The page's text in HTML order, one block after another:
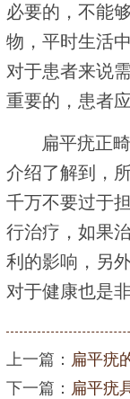
必要的，不能
物，平时生活
对于患者来说
重要的，患者
扁平疣正
介绍了解到，
千万不要过于
行治疗，如果
利的影响，另
对于健康也是
上一篇： 扁平疣
下一篇： 扁平疣